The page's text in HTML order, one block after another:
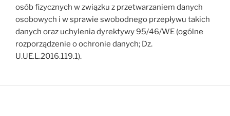
osób fizycznych w związku z przetwarzaniem danych
osobowych i w sprawie swobodnego przepływu takich
danych oraz uchylenia dyrektywy 95/46/WE (ogólne
rozporządzenie o ochronie danych; Dz.
U.UE.L.2016.119.1).